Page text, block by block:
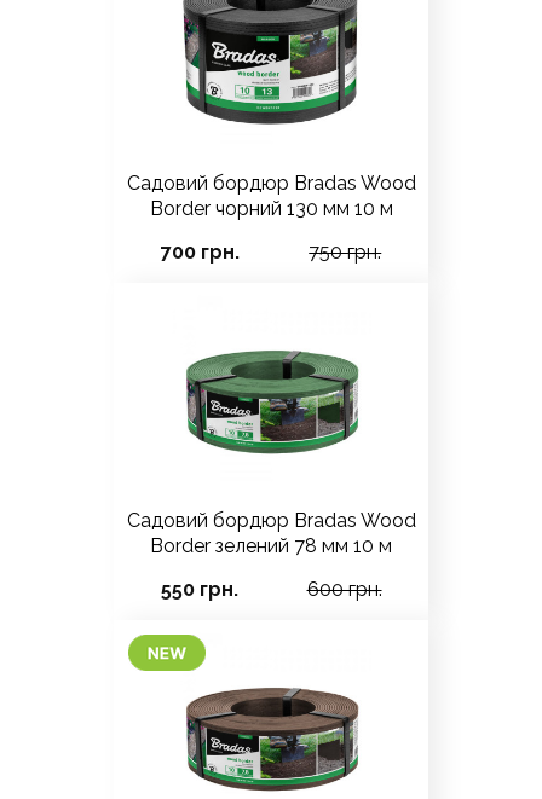
Садовий бордюр Bradas Wood
Border чорний 130 мм 10 м
700 грн.
750 грн.
Садовий бордюр Bradas Wood
Border зелений 78 мм 10 м
550 грн.
600 грн.